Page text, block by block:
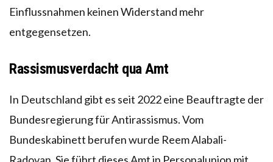
Einflussnahmen keinen Widerstand mehr
entgegensetzen.
Rassismusverdacht qua Amt
In Deutschland gibt es seit 2022 eine Beauftragte der
Bundesregierung für Antirassismus. Vom
Bundeskabinett berufen wurde Reem Alabali-